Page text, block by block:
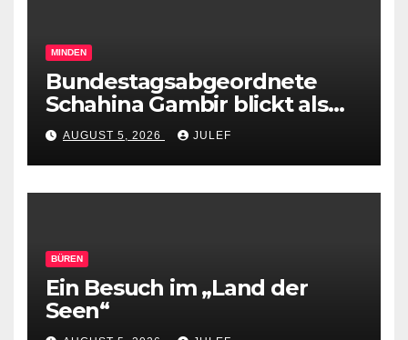
MINDEN
Bundestagsabgeordnete
Schahina Gambir blickt als
Praktikantin hinter die
Kulissen des Mindener
Industriehafens und des
RegioPorts OWL
AUGUST 5, 2026 JULEF
BÜREN
Ein Besuch im „Land der
Seen“